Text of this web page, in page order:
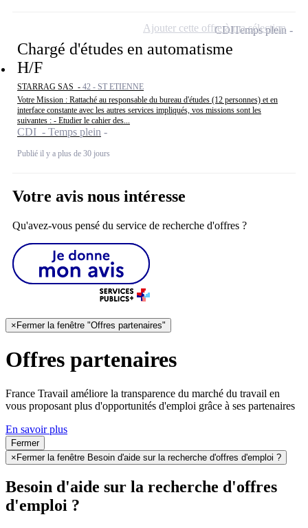
Chargé d'études en automatisme
H/F
STARRAG SAS - 42 - ST ETIENNE
Votre Mission : Rattaché au responsable du bureau d'études (12 personnes) et en
interface constante avec les autres services impliqués, vos missions sont les
suivantes : - Etudier le cahier des...
CDI - Temps plein
Publié il y a plus de 30 jours
CDITemps plein
Ajouter cette offre à ma sélection
Votre avis nous intéresse
Qu'avez-vous pensé du service de recherche d'offres ?
×Fermer la fenêtre "Offres partenaires"
Offres partenaires
France Travail améliore la transparence du marché du travail en
vous proposant plus d'opportunités d'emploi grâce à ses partenaires
En savoir plus
Fermer
×Fermer la fenêtre Besoin d'aide sur la recherche d'offres d'emploi ?
Besoin d'aide sur la recherche d'offres
d'emploi ?